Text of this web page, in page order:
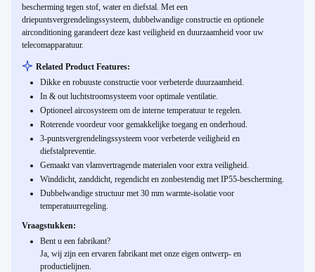
bescherming tegen stof, water en diefstal. Met een
driepuntsvergrendelingssysteem, dubbelwandige constructie en optionele
airconditioning garandeert deze kast veiligheid en duurzaamheid voor uw
telecomapparatuur.
Related Product Features:
Dikke en robuuste constructie voor verbeterde duurzaamheid.
In & out luchtstroomsysteem voor optimale ventilatie.
Optioneel aircosysteem om de interne temperatuur te regelen.
Roterende voordeur voor gemakkelijke toegang en onderhoud.
3-puntsvergrendelingssysteem voor verbeterde veiligheid en
diefstalpreventie.
Gemaakt van vlamvertragende materialen voor extra veiligheid.
Winddicht, zanddicht, regendicht en zonbestendig met IP55-bescherming.
Dubbelwandige structuur met 30 mm warmte-isolatie voor
temperatuurregeling.
Vraagstukken:
Bent u een fabrikant?
Ja, wij zijn een ervaren fabrikant met onze eigen ontwerp- en
productielijnen.